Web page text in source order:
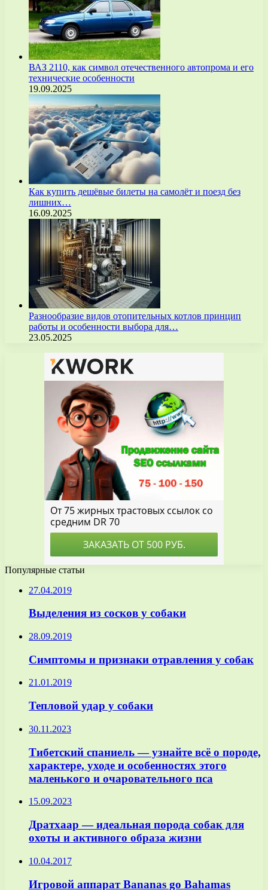
ВАЗ 2110, как символ отечественного автопрома и его
технические особенности
19.09.2025
Как купить дешёвые билеты на самолёт и поезд без
лишних…
16.09.2025
Разнообразие видов отопительных котлов принцип
работы и особенности выбора для…
23.05.2025
Популярные статьи
27.04.2019
Выделения из сосков у собаки
28.09.2019
Симптомы и признаки отравления у собак
21.01.2019
Тепловой удар у собаки
30.11.2023
Тибетский спаниель — узнайте всё о породе,
характере, уходе и особенностях этого
маленького и очаровательного пса
15.09.2023
Дратхаар — идеальная порода собак для
охоты и активного образа жизни
10.04.2017
Игровой аппарат Bananas go Bahamas